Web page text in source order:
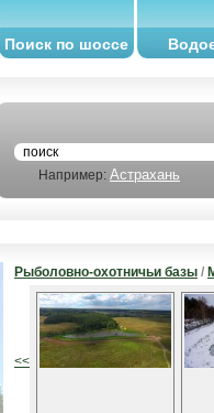
Поиск по шоссе
Например: Астрахань
Рыболовно-охотничьи базы /
<<